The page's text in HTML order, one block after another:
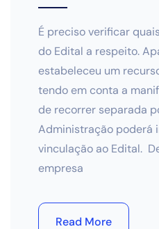
É preciso verificar
do Edital a respeito.
estabeleceu um
tendo em conta a
de recorrer separada
Administração poderá
vinculação ao Edital.
empresa
Read More